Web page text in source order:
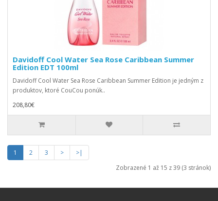
Davidoff Cool Water Sea Rose Caribbean Summer
Edition EDT 100ml
Davidoff Cool Water Sea Rose Caribbean Summer Edition je jedným z
produktov, ktoré CouCou ponúk..
208,80€
1 2 3 >
>|
Zobrazené 1 až 15 z 39 (3 stránok)